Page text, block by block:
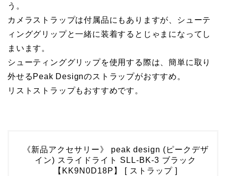
う。
カメラストラップは付属品にもありますが、シューテ
ィンググリップと一緒に装着するとじゃまになってし
まいます。
シューティンググリップを使用する際は、簡単に取り
外せるPeak Designのストラップがおすすめ。
リストストラップもおすすめです。
《新品アクセサリー》 peak design (ピークデザ
イン) スライドライト SLL-BK-3 ブラック
【KK9N0D18P】 [ ストラップ ]